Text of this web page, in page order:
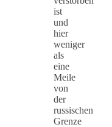
ist
und
hier
weniger
als
eine
Meile
von
der
russischen
Grenze